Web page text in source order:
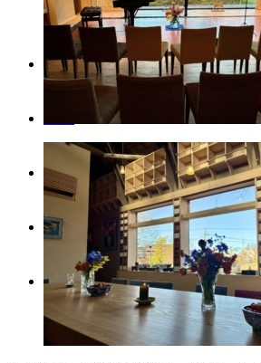
[AurorA] 1st – Puerto a Puerto
Blog
Contact
Search
Menu Menu